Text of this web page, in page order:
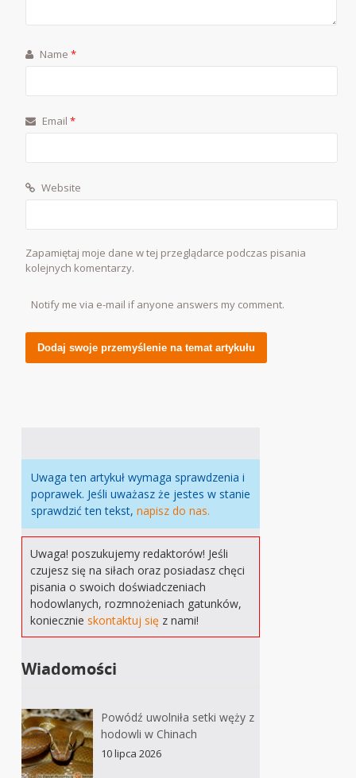
Name*
Email*
Website
Zapamiętaj moje dane w tej przeglądarce podczas pisania
kolejnych komentarzy.
Notify me via e-mail if anyone answers my comment.
Uwaga ten artykuł wymaga sprawdzenia i
poprawek. Jeśli uważasz że jestes w stanie
sprawdzić ten tekst,napisz do nas.
Uwaga! poszukujemy redaktorów! Jeśli
czujesz się na siłach oraz posiadasz chęci
pisania o swoich doświadczeniach
hodowlanych, rozmnożeniach gatunków,
koniecznieskontaktuj się z nami!
Wiadomości
Powódź uwolniła setki węży z
hodowli w Chinach
10 lipca 2026